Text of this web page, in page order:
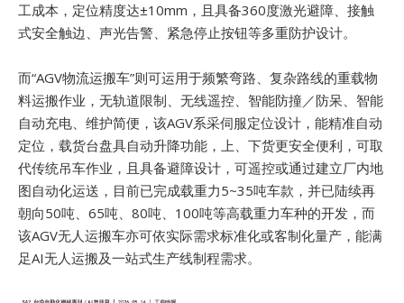
工成本，定位精度达±10mm，且具备360度激光避障、接触
式安全触边、声光告警、紧急停止按钮等多重防护设计。
而“AGV物流运搬车”则可运用于频繁弯路、复杂路线的重载物
料运搬作业，无轨道限制、无线遥控、智能防撞／防呆、智能
自动充电、维护简便，该AGV系采伺服定位设计，能精准自动
定位，载货台盘具自动升降功能，上、下货更安全便利，可取
代传统吊车作业，且具备避障设计，可遥控或通过建立厂内地
图自动化运送，目前已完成载重力5~35吨车款，并已陆续再
朝向50吨、65吨、80吨、100吨等高载重力车种的开发，而
该AGV无人运搬车亦可依实际需求标准化或客制化量产，能满
足AI无人运搬及一站式生产线制程需求。